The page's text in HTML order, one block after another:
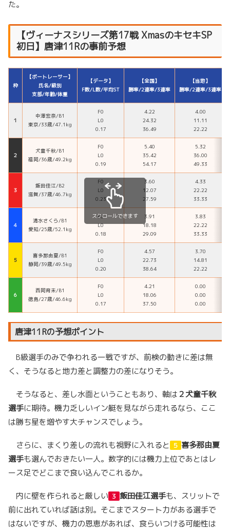
た。
【ヴィーナスシリーズ第17戦 XmasのキセキSP
初日】唐津11Rの事前予想
枠
【ボートレーサー】
氏名/級別
支部/年齢/体重
【データ】
F数/L数/平均ST
【全国】
勝率/2連率/3連率
【当地】
勝率/2連率/3連率
１
中澤宏奈/B1
東京/33歳/47.1kg
F0
L0
0.17
4.22
24.32
36.49
4.00
11.11
22.22
２
犬童千秋/B1
福岡/36歳/49.2kg
F0
L0
0.19
5.40
35.42
54.17
5.32
36.00
49.33
３
飯田佳江/B2
滋賀/37歳/46.7kg
F0
L0
0.23
3.60
12.07
27.59
4.33
22.22
33.33
４
清水さくら/B1
愛知/25歳/52.1kg
F0
L0
0.18
3.91
18.18
29.09
3.83
22.22
33.33
５
喜多那由夏/B1
静岡/39歳/49.5kg
F0
L0
0.20
4.57
22.73
38.64
3.70
14.81
22.22
６
西岡育未/B1
徳島/27歳/46.6kg
F0
L0
0.17
4.21
18.06
37.50
0.00
0.00
0.00
スクロールできます
唐津11Rの予想ポイント
B級選手のみで争われる一戦ですが、前検の動きに差は無
く、そうなると地力差と調整力の差になりそう。
そうなると、差し水面ということもあり、軸は ２犬童千秋
選手に期待。機力乏しいイン艇を見ながら走れるなら、ここ
は勝ち星を増やす大チャンスでしょう。
さらに、まくり差しの流れも視野に入れると ５ 喜多那由夏
選手も選んでおきたい一人。数字的には機力上位であとはレ
ース足でどこまで食い込んでこれるか。
内に壁を作られると厳しい ３ 飯田佳江選手も、スリットで
前に出れていれば話は別。そこまでスタート力がある選手で
はないですが、機力の恩恵があれば、食らいつける可能性は